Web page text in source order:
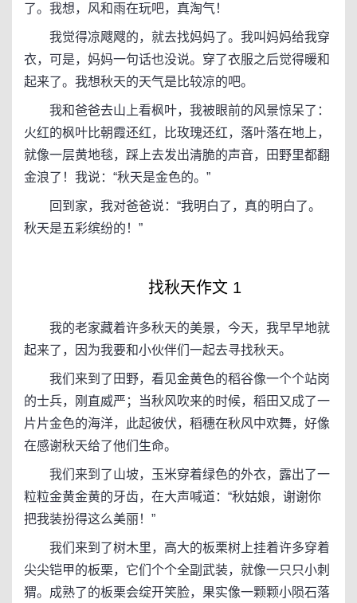
了。我想，风和雨在玩吧，真淘气！
我觉得凉飕飕的，就去找妈妈了。我叫妈妈给我穿
衣，可是，妈妈一句话也没说。穿了衣服之后觉得暖和
起来了。我想秋天的天气是比较凉的吧。
我和爸爸去山上看枫叶，我被眼前的风景惊呆了：
火红的枫叶比朝霞还红，比玫瑰还红，落叶落在地上，
就像一层黄地毯，踩上去发出清脆的声音，田野里都翻
金浪了！我说：“秋天是金色的。”
回到家，我对爸爸说：“我明白了，真的明白了。
秋天是五彩缤纷的！”
找秋天作文 1
我的老家藏着许多秋天的美景，今天，我早早地就
起来了，因为我要和小伙伴们一起去寻找秋天。
我们来到了田野，看见金黄色的稻谷像一个个站岗
的士兵，刚直威严；当秋风吹来的时候，稻田又成了一
片片金色的海洋，此起彼伏，稻穗在秋风中欢舞，好像
在感谢秋天给了他们生命。
我们来到了山坡，玉米穿着绿色的外衣，露出了一
粒粒金黄金黄的牙齿，在大声喊道：“秋姑娘，谢谢你
把我装扮得这么美丽！”
我们来到了树木里，高大的板栗树上挂着许多穿着
尖尖铠甲的板栗，它们个个全副武装，就像一只只小刺
猬。成熟了的板栗会绽开笑脸，果实像一颗颗小陨石落